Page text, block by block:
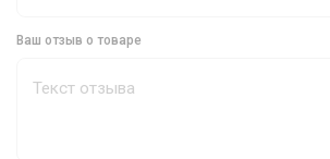
Ваш отзыв о товаре